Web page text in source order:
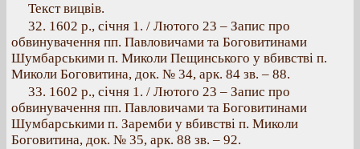
Текст вицвів.
32. 1602 p., січня 1. / Лютого 23 – Запис про
обвинувачення пп. Павловичами та Боговитинами
Шумбарськими п. Миколи Пещинського у вбивстві п.
Миколи Боговитина, док. № 34, арк. 84 зв. – 88.
33. 1602 р., січня 1. / Лютого 23 – Запис про
обвинувачення пп. Павловичами та Боговитинами
Шумбарськими п. Заремби у вбивстві п. Миколи
Боговитина, док. № 35, арк. 88 зв. – 92.